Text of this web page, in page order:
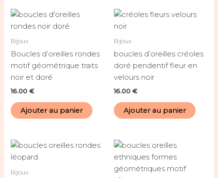
Bijoux
Boucles d’oreilles rondes
motif géométrique traits
noir et doré
16.00€
Ajouter au panier
Bijoux
boucles d’oreilles créoles
doré pendentif fleur en
velours noir
16.00 €
Ajouter au panier
Bijoux